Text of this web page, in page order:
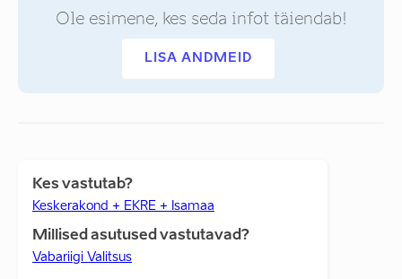
Ole esimene, kes seda infot täiendab!
LISA ANDMEID
Kes vastutab?
Keskerakond + EKRE + Isamaa
Millised asutused vastutavad?
Vabariigi Valitsus